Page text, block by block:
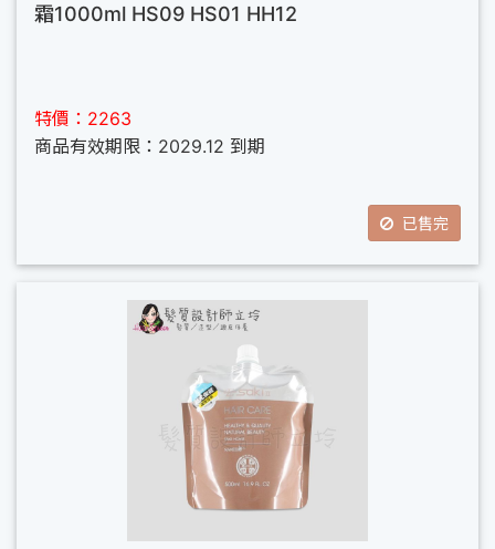
霜1000ml HS09 HS01 HH12
特價：2263
商品有效期限：2029.12 到期
已售完